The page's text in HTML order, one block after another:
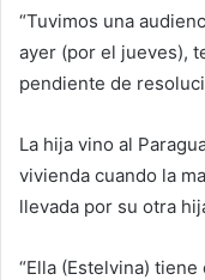
“Tuvimos una
ayer (por el jueves),
pendiente de
La hija vino al
vivienda cuando la
llevada por su otra
“Ella (Estelvina)